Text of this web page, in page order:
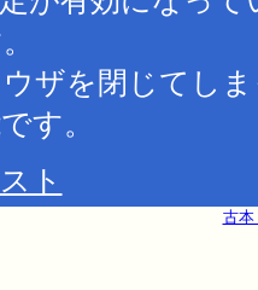
ザを閉じてし
す。
ト
古本